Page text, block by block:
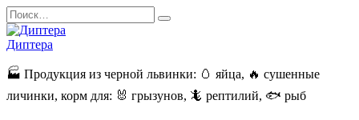
Перейти
к
содержанию
Search
for:
Диптера
🏭️ Продукция из черной львинки: 🥚 яйца, 🔥 сушенные
личинки, корм для: 🐰 грызунов, 🦎 рептилий, 🐟 рыб